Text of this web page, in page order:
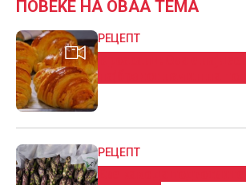
ПОВЕЌЕ НА ОВАА ТЕМА
РЕЦЕПТ
РЕЦЕПТ